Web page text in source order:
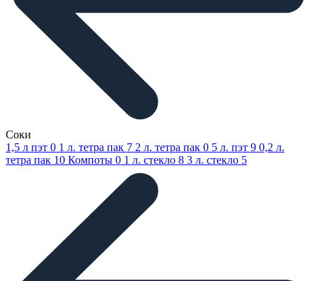
Соки
1,5 л пэт 0 1 л. тетра пак 7 2 л. тетра пак 0 5 л. пэт 9 0,2 л.
тетра пак 10 Компоты 0 1 л. стекло 8 3 л. стекло 5